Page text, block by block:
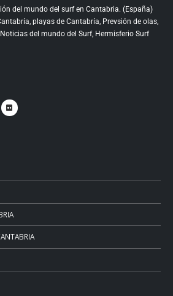
del mundo del surf en Cantabria. (España)
playas de Cantabría, Prevsión de olas,
del mundo del Surf, Hermisferio Surf